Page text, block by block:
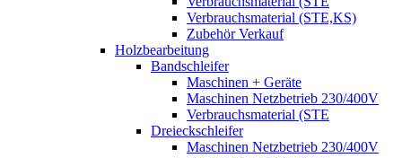
Verbrauchsmaterial (STE,KS)
Zubehör Verkauf
Holzbearbeitung
Bandschleifer
Maschinen + Geräte
Maschinen Netzbetrieb 230/400V
Verbrauchsmaterial (STE
Dreieckschleifer
Maschinen Netzbetrieb 230/400V